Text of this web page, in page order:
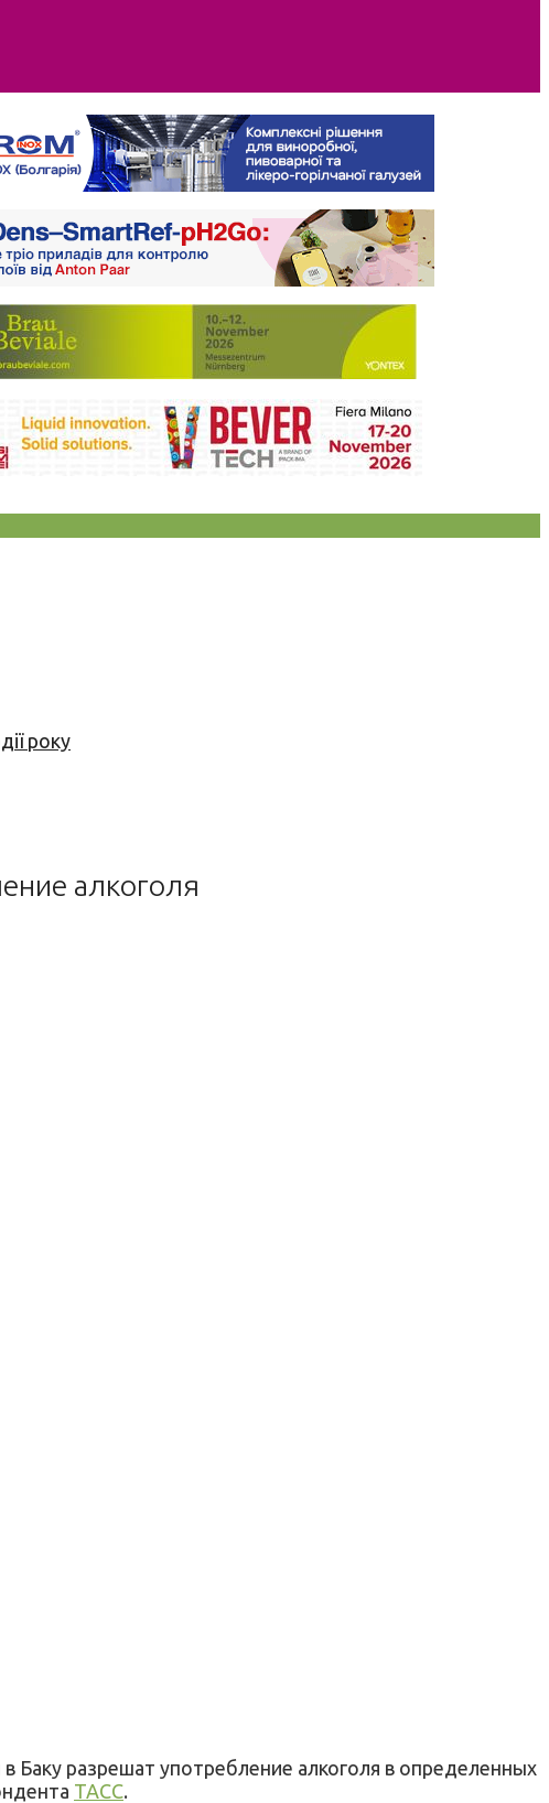
року
алкоголя
Баку разрешат употребление алкоголя в определенных
ТАСС.